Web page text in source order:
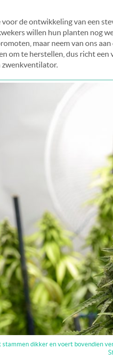
voor de ontwikkeling van een
willen hun planten nog
maar neem van ons
om te herstellen, dus richt
zwenkventilator.
dikker en voert bovendien